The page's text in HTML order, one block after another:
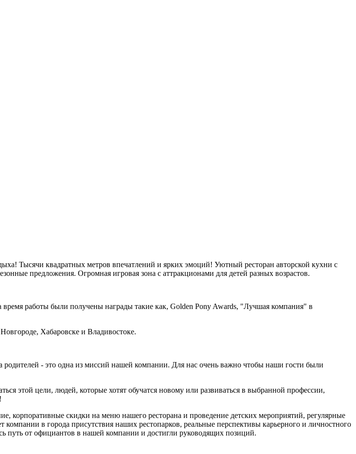
Тысячи квадратных метров впечатлений и ярких эмоций! Уютный ресторан авторской кухни с
предложения. Огромная игровая зона с аттракционами для детей разных возрастов.
работы были получены награды такие как, Golden Pony Awards, "Лучшая компания" в
Хабаровске и Владивостоке.
родителей - это одна из миссий нашей компании. Для нас очень важно чтобы наши гости были
этой цели, людей, которые хотят обучатся новому или развиваться в выбранной профессии,
корпоративные скидки на меню нашего ресторана и проведение детских мероприятий, регулярные
в города присутствия наших рестопарков, реальные перспективы карьерного и личностного
путь от официантов в нашей компании и достигли руководящих позиций.